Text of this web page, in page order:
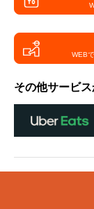
WEB
その他サービ